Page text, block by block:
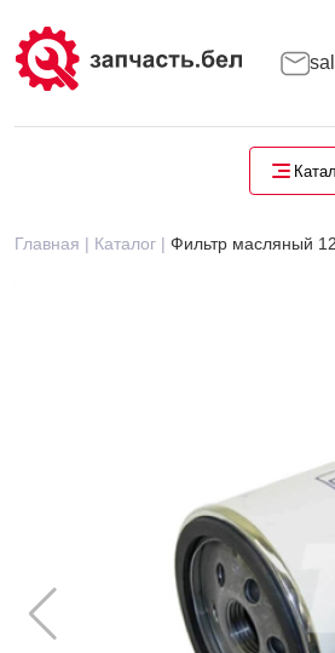
Главная | Каталог | Фильтр масляный